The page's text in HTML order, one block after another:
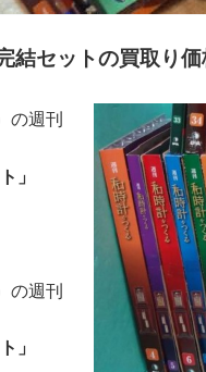
結セットの買取り価
の週刊
」
の週刊
」